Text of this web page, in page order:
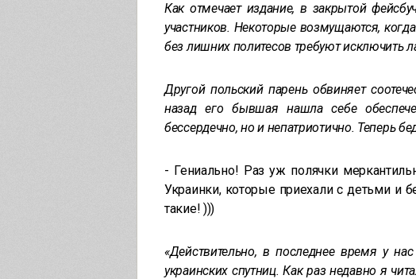
Как отмечает издание, в закрытой
участников. Некоторые возмущаются,
без лишних политесов требуют исключить
Другой польский парень обвиняет
назад его бывшая нашла себе
бессердечно, но и непатриотично. Теперь
- Гениально! Раз уж полячки
Украинки, которые приехали с детьми и
такие! )))
«Действительно, в последнее время у
украинских спутниц. Как раз недавно я